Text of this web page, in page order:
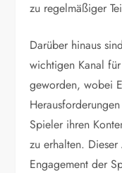
zu regelmäßiger
Darüber hinaus
wichtigen Kanal
geworden, wobei
Spieler ihren
zu erhalten.
Engagement der